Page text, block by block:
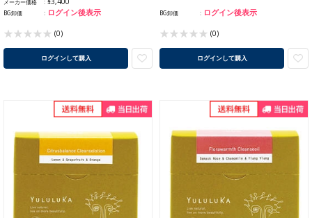
メーカー価格
BG卸価 ログイン後表示
(0)
ログインして購入
BG卸価 ログイン後表示
(0)
ログインして購入